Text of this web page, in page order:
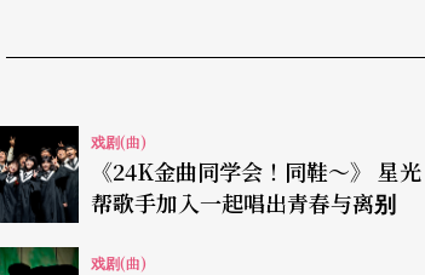
戏剧(曲)
《24K金曲同学会！同鞋～》 星光
帮歌手加入一起唱出青春与离别
戏剧(曲)